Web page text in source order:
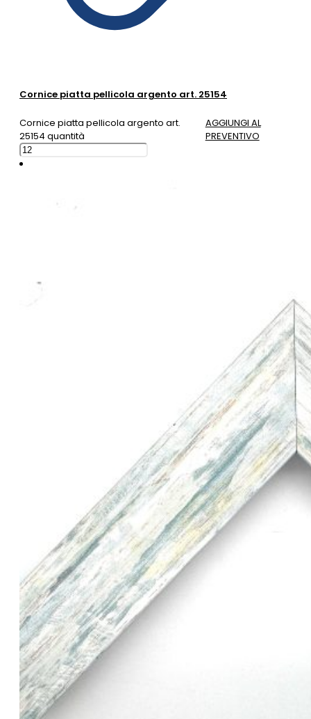
Cornice piatta pellicola argento art. 25154
Cornice piatta pellicola argento art.
25154 quantità
AGGIUNGI AL
PREVENTIVO